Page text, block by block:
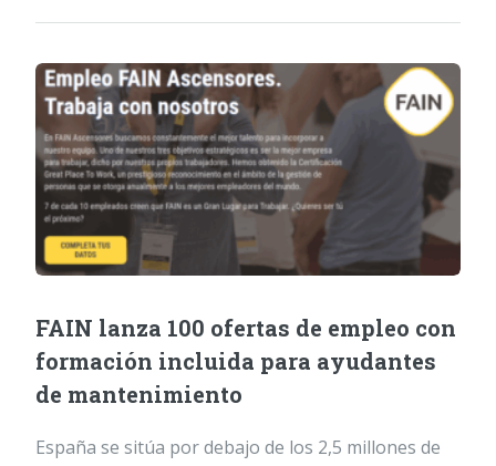
FAIN lanza 100 ofertas de empleo con
formación incluida para ayudantes
de mantenimiento
España se sitúa por debajo de los 2,5 millones de